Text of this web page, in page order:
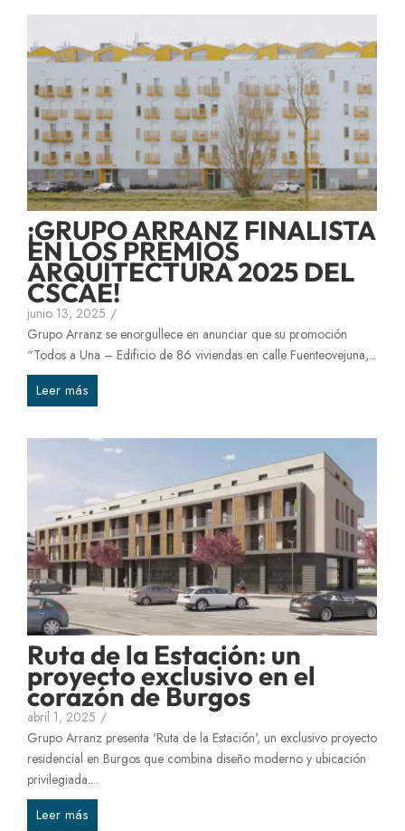
¡GRUPO ARRANZ FINALISTA
EN LOS PREMIOS
ARQUITECTURA 2025 DEL
CSCAE!
junio 13, 2025 /
Grupo Arranz se enorgullece en anunciar que su promoción
“Todos a Una – Edificio de 86 viviendas en calle Fuenteovejuna,...
Leer más
Ruta de la Estación: un
proyecto exclusivo en el
corazón de Burgos
abril 1, 2025 /
Grupo Arranz presenta 'Ruta de la Estación', un exclusivo proyecto
residencial en Burgos que combina diseño moderno y ubicación
privilegiada....
Leer más